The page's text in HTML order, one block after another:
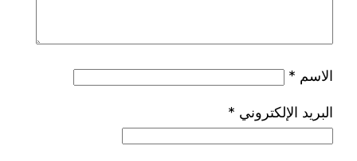
الاسم *
البريد الإلكتروني *